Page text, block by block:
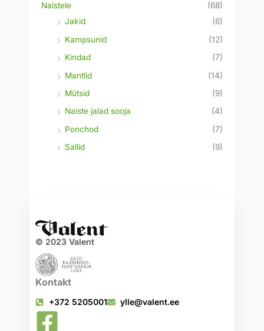
Naistele
(68)
Jakid
(6)
Kampsunid
(12)
Kindad
(7)
Mantlid
(14)
Mütsid
(9)
Naiste jalad sooja
(4)
Ponchod
(7)
Sallid
(9)
© 2023 Valent
Kontakt
+372 5205001 ylle@valent.ee